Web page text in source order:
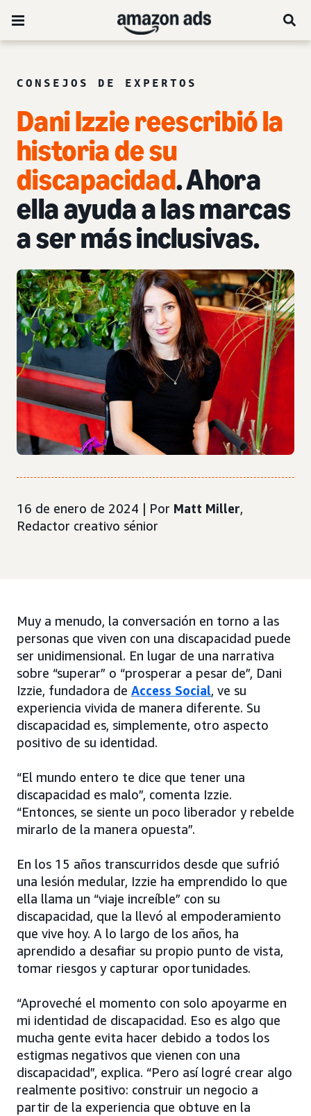
CONSEJOS DE EXPERTOS
Dani Izzie reescribió la
historia de su
discapacidad. Ahora
ella ayuda a las marcas
a ser más inclusivas.
16 de enero de 2024 | Por Matt Miller,
Redactor creativo sénior
Muy a menudo, la conversación en torno a las
personas que viven con una discapacidad puede
ser unidimensional. En lugar de una narrativa
sobre “superar” o “prosperar a pesar de”, Dani
Izzie, fundadora de Access Social, ve su
experiencia vivida de manera diferente. Su
discapacidad es, simplemente, otro aspecto
positivo de su identidad.
“El mundo entero te dice que tener una
discapacidad es malo”, comenta Izzie.
“Entonces, se siente un poco liberador y rebelde
mirarlo de la manera opuesta”.
En los 15 años transcurridos desde que sufrió
una lesión medular, Izzie ha emprendido lo que
ella llama un “viaje increíble” con su
discapacidad, que la llevó al empoderamiento
que vive hoy. A lo largo de los años, ha
aprendido a desafiar su propio punto de vista,
tomar riesgos y capturar oportunidades.
“Aproveché el momento con solo apoyarme en
mi identidad de discapacidad. Eso es algo que
mucha gente evita hacer debido a todos los
estigmas negativos que vienen con una
discapacidad”, explica. “Pero así logré crear algo
realmente positivo: construir un negocio a
partir de la experiencia que obtuve en la